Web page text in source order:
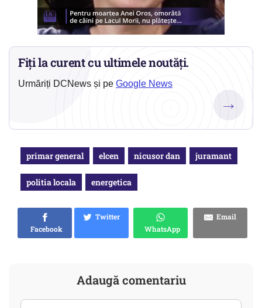
Fiți la curent cu ultimele noutăți.
Urmăriți DCNews și pe Google News
→
primar general elcen nicusor dan juramant
politia locala energetica
Facebook
Twitter
WhatsApp
Email
Adaugă comentariu